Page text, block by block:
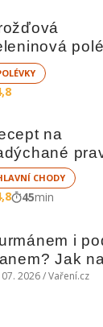
na
CHODY
45min
i
Jak na
kuchyni a
2026 / Vaření.cz